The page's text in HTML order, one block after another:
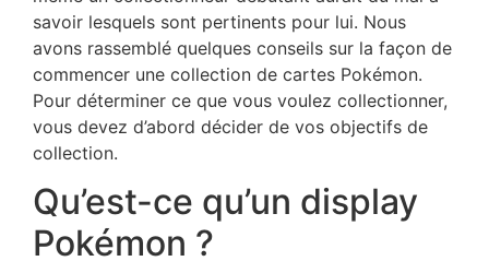
savoir lesquels sont pertinents pour lui. Nous
avons rassemblé quelques conseils sur la façon de
commencer une collection de cartes Pokémon.
Pour déterminer ce que vous voulez collectionner,
vous devez d’abord décider de vos objectifs de
collection.
Qu’est-ce qu’un display
Pokémon ?